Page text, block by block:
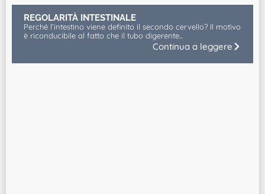
REGOLARITÀ INTESTINALE
Perché l’intestino viene definito il secondo cervello? Il motivo
è riconducibile al fatto che il tubo digerente...
Continua a leggere